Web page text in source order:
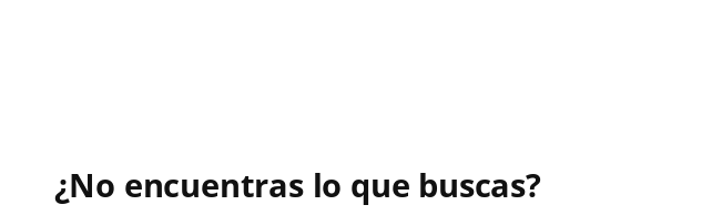
¿No encuentras lo que buscas?